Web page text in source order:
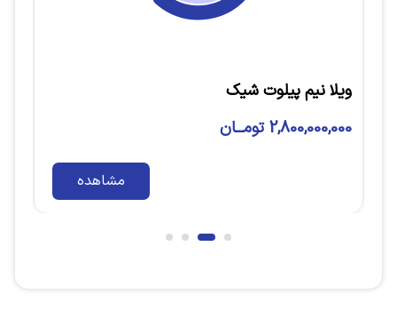
ویلا دوبلکس مدرن
8,500,000,000 تومــان